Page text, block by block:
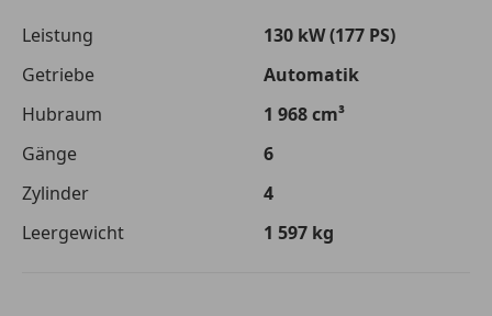
Leistung
130 kW (177 PS)
Getriebe
Automatik
Hubraum
1 968 cm³
Gänge
6
Zylinder
4
Leergewicht
1 597 kg